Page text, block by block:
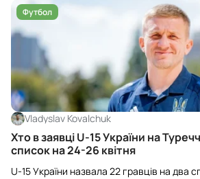
Футбол
Vladyslav Kovalchuk
Хто в заявці U-15 України на
список на 24-26 квітня
U-15 України назвала 22 гравців на два